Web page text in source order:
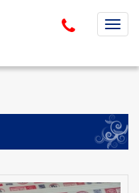
T
e
n
a
i